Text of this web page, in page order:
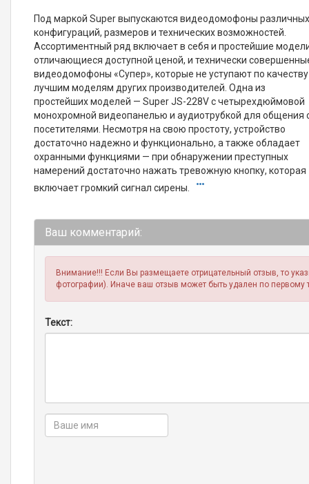
Под маркой Super выпускаются видеодомофоны
конфигураций, размеров и технических возможностей.
Ассортиментный ряд включает в себя и простейшие
отличающиеся доступной ценой, и технически
видеодомофоны «Супер», которые не уступают по качеству
лучшим моделям других производителей. Одна из
простейших моделей — Super JS-228V с четырехдюймовой
монохромной видеопанелью и аудиотрубкой для общения
посетителями. Несмотря на свою простоту, устройство
достаточно надежно и функционально, а также обладает
охранными функциями — при обнаружении преступных
намерений достаточно нажать тревожную кнопку, которая
включает громкий сигнал сирены.
Ваш комментарий:
Внимание!!! Если Вы размещаете отрицательный отзыв, то
фотографии). Иначе ваш отзыв может быть удален по первому
Текст: